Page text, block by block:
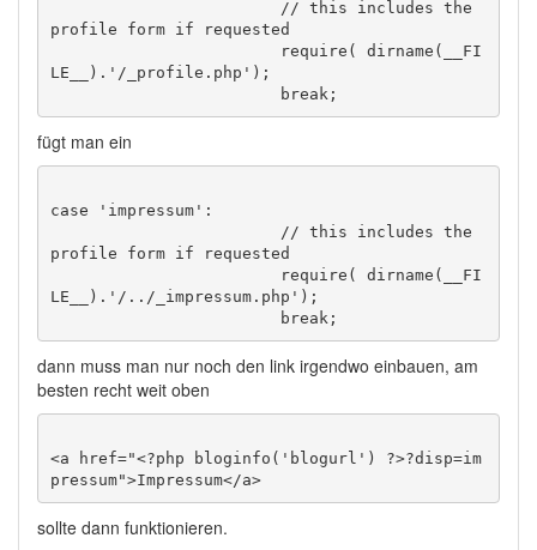
profile form if requested
LE__).'/_profile.php');
fügt man ein
case 'impressum':
profile form if requested
LE__).'/../_impressum.php');
dann muss man nur noch den link irgendwo einbauen, am
besten recht weit oben
<a href="<?php bloginfo('blogurl') ?>?disp=im
pressum">Impressum</a>
sollte dann funktionieren.